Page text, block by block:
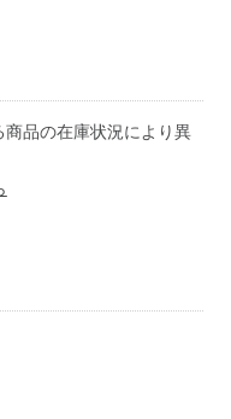
品の在庫状況により異